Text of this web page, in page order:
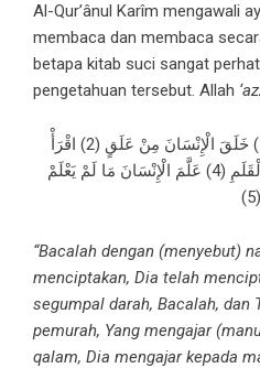
Al-Qur’ânul Karîm mengawali
membaca dan membaca
betapa kitab suci sangat
pengetahuan tersebut. Allah
اقْرَأْ بِاسْمِ رَبِّكَ الَّذِي خَلَقَ (1) خَلَقَ الْإِنْسَانَ مِنْ عَلَقٍ (2) اقْرَأْ
وَرَبُّكَ الْأَكْرَمُ (3) الَّذِي عَلَّمَ بِالْقَلَمِ (4) عَلَّمَ الْإِنْسَانَ مَا لَمْ يَعْلَمْ
(5)
“Bacalah dengan (menyebut)
menciptakan, Dia telah
segumpal darah, Bacalah, dan
pemurah, Yang mengajar
qalam, Dia mengajar kepada